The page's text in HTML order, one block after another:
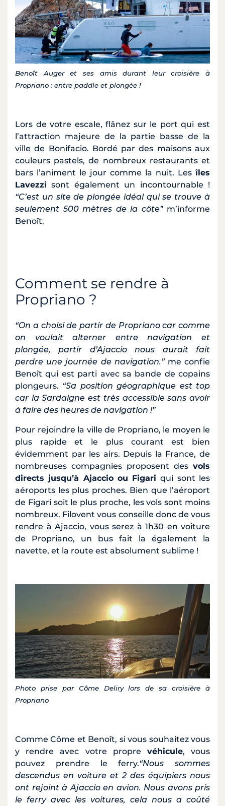
Benoît Auger et ses amis durant leur croisière à
Propriano : entre paddle et plongée !
Lors de votre escale, flânez sur le port qui est
l’attraction majeure de la partie basse de la
ville de Bonifacio. Bordé par des maisons aux
couleurs pastels, de nombreux restaurants et
bars l’animent le jour comme la nuit. Les îles
Lavezzi sont également un incontournable !
“C’est un site de plongée idéal qui se trouve à
seulement 500 mètres de la côte”m’informe
Benoît.
Comment se rendre à
Propriano ?
“On a choisi de partir de Propriano car comme
on voulait alterner entre navigation et
plongée, partir d’Ajaccio nous aurait fait
perdre une journée de navigation.”me confie
Benoît qui est parti avec sa bande de copains
plongeurs. “Sa position géographique est top
car la Sardaigne est très accessible sans avoir
à faire des heures de navigation !”
Pour rejoindre la ville de Propriano, le moyen le
plus rapide et le plus courant est bien
évidemment par les airs. Depuis la France, de
nombreuses compagnies proposent des vols
directs jusqu’à Ajaccio ou Figariqui sont les
aéroports les plus proches. Bien que l’aéroport
de Figari soit le plus proche, les vols sont moins
nombreux. Filovent vous conseille donc de vous
rendre à Ajaccio, vous serez à 1h30 en voiture
de Propriano, un bus fait la également la
navette, et la route est absolument sublime !
Photo prise par Côme Deliry lors de sa croisière à
Propriano
Comme Côme et Benoît, si vous souhaitez vous
y rendre avec votre propre véhicule, vous
pouvez prendre le ferry.“Nous sommes
descendus en voiture et 2 des équipiers nous
ont rejoint à Ajaccio en avion. Nous avons pris
le ferry avec les voitures, cela nous a coûté